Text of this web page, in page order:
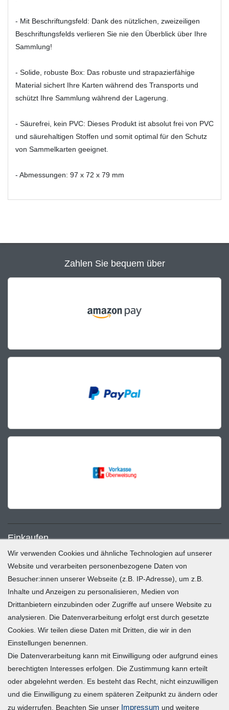
- Mit Beschriftungsfeld: Dank des nützlichen, zweizeiligen
Beschriftungsfelds verlieren Sie nie den Überblick über Ihre
Sammlung!
- Solide, robuste Box: Das robuste und strapazierfähige
Material sichert Ihre Karten während des Transports und
schützt Ihre Sammlung während der Lagerung.
- Säurefrei, kein PVC: Dieses Produkt ist absolut frei von PVC
und säurehaltigen Stoffen und somit optimal für den Schutz
von Sammelkarten geeignet.
- Abmessungen: 97 x 72 x 79 mm
Zahlen Sie bequem über
Einkaufen
Zahlung und Versand
Widerrufsrecht
Warenkorb
Zur Kasse
Mein Konto
Registrieren
Login
Vertrag widerrufen
Wir verwenden Cookies und ähnliche Technologien auf unserer
Website und verarbeiten personenbezogene Daten von
Besucher:innen unserer Webseite (z.B. IP-Adresse), um z.B.
Inhalte und Anzeigen zu personalisieren, Medien von
Drittanbietern einzubinden oder Zugriffe auf unsere Website zu
analysieren. Die Datenverarbeitung erfolgt erst durch gesetzte
Cookies. Wir teilen diese Daten mit Dritten, die wir in den
Einstellungen benennen.
Die Datenverarbeitung kann mit Einwilligung oder aufgrund eines
berechtigten Interesses erfolgen. Die Zustimmung kann erteilt
oder abgelehnt werden. Es besteht das Recht, nicht einzuwilligen
und die Einwilligung zu einem späteren Zeitpunkt zu ändern oder
zu widerrufen. Beachten Sie unser Impressum und weitere